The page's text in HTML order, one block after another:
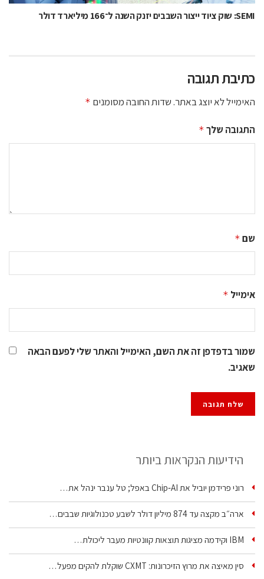
SEMI: שוק ציוד ייצור השבבים יזנק השנה ל־166 מיליארד דולר
כתיבת תגובה
האימייל לא יוצג באתר.שדות החובה מסומנים *
התגובה שלך *
שם *
אימייל *
שמור בדפדפן זה את השם, האימייל והאתר שלי לפעם הבאה
שאגיב.
הידיעות הנקראות ביותר
רוני פרידמן יוביל את Chip‑AI באפל; טל ענבר ינהל את…
ארה״ב מקצה עד 874 מיליון דולר לשבע טכנולוגיות שבבים…
IBM וקידמה מציגות תוצאות קוונטיות מעבר ליכולת…
סין מאיצה את מרוץ הזיכרונות: CXMT שוקלת להקים מפעל…